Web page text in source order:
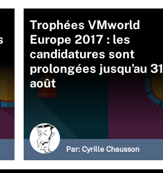
Trophées VMworld
Europe 2017 : les
candidatures sont
prolongées jusqu’au 31
août
Par: Cyrille Chausson